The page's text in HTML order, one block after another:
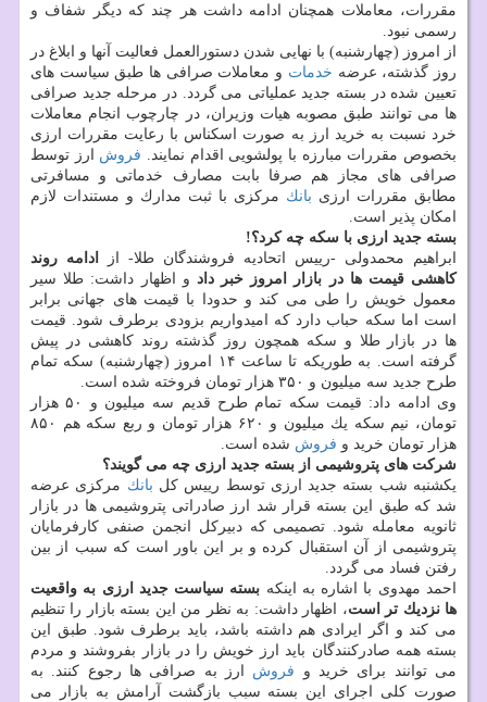
مقررات، معاملات همچنان ادامه داشت هر چند كه دیگر شفاف و
رسمی نبود.
از امروز (چهارشنبه) با نهایی شدن دستورالعمل فعالیت آنها و ابلاغ در
روز گذشته، عرضه خدمات و معاملات صرافی ها طبق سیاست های
تعیین شده در بسته جدید عملیاتی می گردد. در مرحله جدید صرافی
ها می توانند طبق مصوبه هیات وزیران، در چارچوب انجام معاملات
خرد نسبت به خرید ارز به صورت اسكناس با رعایت مقررات ارزی
بخصوص مقررات مبارزه با پولشویی اقدام نمایند. فروش ارز توسط
صرافی های مجاز هم صرفا بابت مصارف خدماتی و مسافرتی
مطابق مقررات ارزی بانك مركزی با ثبت مدارك و مستندات لازم
امكان پذیر است.
بسته جدید ارزی با سكه چه كرد؟!
ابراهیم محمدولی -رییس اتحادیه فروشندگان طلا- از
ادامه روند
كاهشی قیمت ها در بازار امروز خبر داد و اظهار داشت: طلا سیر
معمول خویش را طی می كند و حدودا با قیمت های جهانی برابر
است اما سكه حباب دارد كه امیدواریم بزودی برطرف شود. قیمت
ها در بازار طلا و سكه همچون روز گذشته روند كاهشی در پیش
گرفته است. به طوریكه تا ساعت ۱۴ امروز (چهارشنبه) سكه تمام
طرح جدید سه میلیون و ۳۵۰ هزار تومان فروخته شده است.
وی ادامه داد: قیمت سكه تمام طرح قدیم سه میلیون و ۵۰ هزار
تومان، نیم سكه یك میلیون و ۶۲۰ هزار تومان و ربع سكه هم ۸۵۰
هزار تومان خرید و فروش شده است.
شركت های پتروشیمی از بسته جدید ارزی چه می گویند؟
یكشنبه شب بسته جدید ارزی توسط رییس كل بانك مركزی عرضه
شد كه طبق این بسته قرار شد ارز صادراتی پتروشیمی ها در بازار
ثانویه معامله شود. تصمیمی كه دبیركل انجمن صنفی كارفرمایان
پتروشیمی از آن استقبال كرده و بر این باور است كه سبب از بین
رفتن فساد می گردد.
احمد مهدوی با اشاره به اینكه بسته سیاست جدید ارزی به واقعیت
ها نزدیك تر است، اظهار داشت: به نظر من این بسته بازار را تنظیم
می كند و اگر ایرادی هم داشته باشد، باید برطرف شود. طبق این
بسته همه صادركنندگان باید ارز خویش را در بازار بفروشند و مردم
می توانند برای خرید و فروش ارز به صرافی ها رجوع كنند. به
صورت كلی اجرای این بسته سبب بازگشت آرامش به بازار می